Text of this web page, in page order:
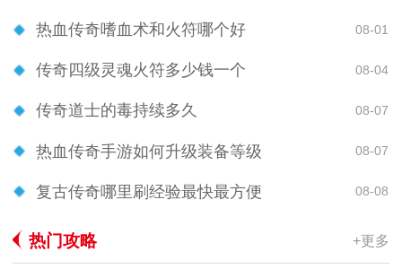
热血传奇嗜血术和火符哪个好 08-01
传奇四级灵魂火符多少钱一个 08-04
传奇道士的毒持续多久 08-07
热血传奇手游如何升级装备等级 08-07
复古传奇哪里刷经验最快最方便 08-08
热门攻略 +更多